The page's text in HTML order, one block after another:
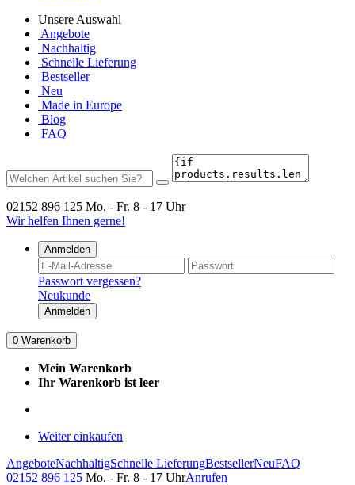
Unsere Auswahl
Angebote
Nachhaltig
Schnelle Lieferung
Bestseller
Neu
Made in Europe
Blog
FAQ
02152 896 125 Mo. - Fr. 8 - 17 Uhr
Wir helfen Ihnen gerne!
Anmelden
Passwort vergessen?
Neukunde
Anmelden
0 Warenkorb
Mein Warenkorb
Ihr Warenkorb ist leer
Weiter einkaufen
AngeboteNachhaltigSchnelle LieferungBestsellerNeuFAQ
02152 896 125 Mo. - Fr. 8 - 17 UhrAnrufen